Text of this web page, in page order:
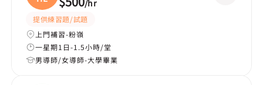
/hr
提供練習題/試題
上門補習-粉嶺
一星期1日-1.5小時/堂
男導師/女導師-大學畢業